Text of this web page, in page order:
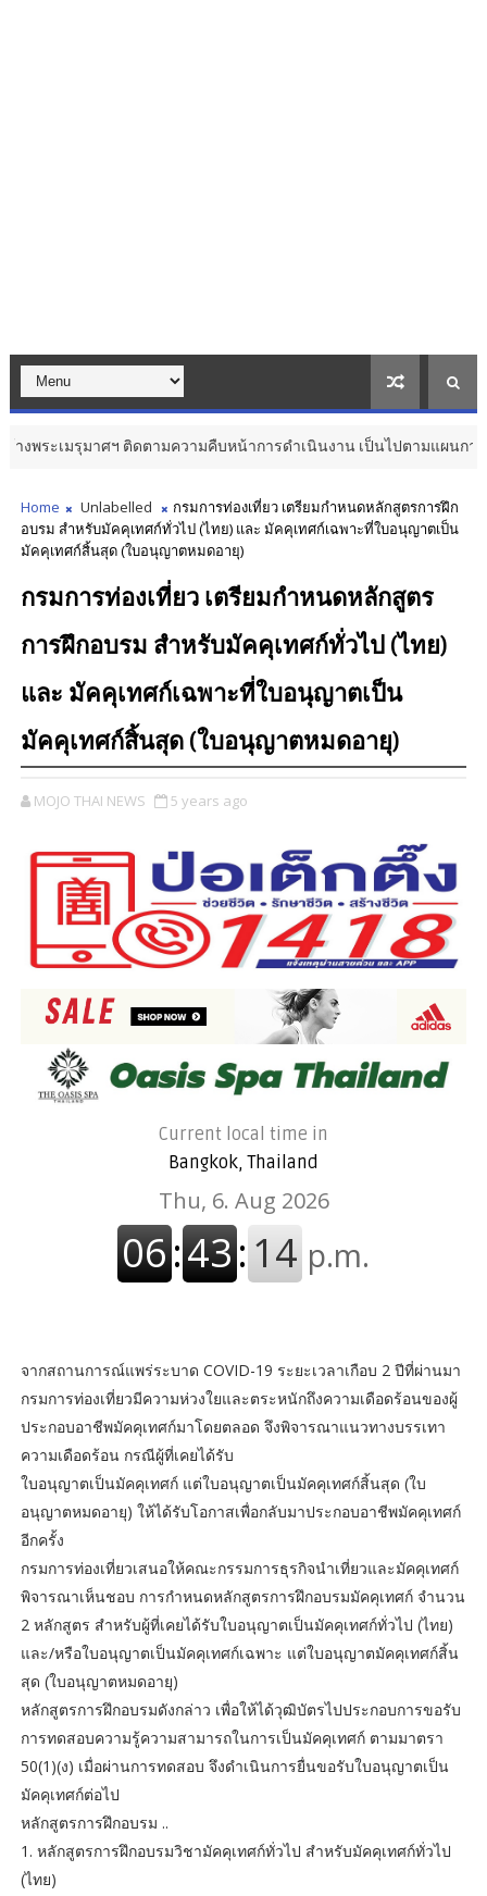
ศฯ ติดตามความคืบหน้าการดำเนินงาน เป็นไปตามแผนการดำเนินงานแ
Home Unlabelled
กรมการท่องเที่ยว เตรียมกำหนดหลักสูตรการฝึก
อบรม สำหรับมัคคุเทศก์ทั่วไป (ไทย) และ มัคคุเทศก์เฉพาะที่ใบอนุญาตเป็น
มัคคุเทศก์สิ้นสุด (ใบอนุญาตหมดอายุ)
กรมการท่องเที่ยว เตรียมกำหนดหลักสูตร
การฝึกอบรม สำหรับมัคคุเทศก์ทั่วไป (ไทย)
และ มัคคุเทศก์เฉพาะที่ใบอนุญาตเป็น
มัคคุเทศก์สิ้นสุด (ใบอนุญาตหมดอายุ)
MOJO THAI NEWS 5 years ago
Current local time in
Bangkok, Thailand
จากสถานการณ์แพร่ระบาด COVID-19 ระยะเวลาเกือบ 2 ปีที่ผ่านมา
กรมการท่องเที่ยวมีความห่วงใยและตระหนักถึงความเดือดร้อนของผู้
ประกอบอาชีพมัคคุเทศก์มาโดยตลอด จึงพิจารณาแนวทางบรรเทา
ความเดือดร้อน กรณีผู้ที่เคยได้รับ
ใบอนุญาตเป็นมัคคุเทศก์ แต่ใบอนุญาตเป็นมัคคุเทศก์สิ้นสุด (ใบ
อนุญาตหมดอายุ) ให้ได้รับโอกาสเพื่อกลับมาประกอบอาชีพมัคคุเทศก์
อีกครั้ง
กรมการท่องเที่ยวเสนอให้คณะกรรมการธุรกิจนำเที่ยวและมัคคุเทศก์
พิจารณาเห็นชอบ การกำหนดหลักสูตรการฝึกอบรมมัคคุเทศก์ จำนวน
2 หลักสูตร สำหรับผู้ที่เคยได้รับใบอนุญาตเป็นมัคคุเทศก์ทั่วไป (ไทย)
และ/หรือใบอนุญาตเป็นมัคคุเทศก์เฉพาะ แต่ใบอนุญาตมัคคุเทศก์สิ้น
สุด (ใบอนุญาตหมดอายุ)
หลักสูตรการฝึกอบรมดังกล่าว เพื่อให้ได้วุฒิบัตรไปประกอบการขอรับ
การทดสอบความรู้ความสามารถในการเป็นมัคคุเทศก์ ตามมาตรา
50(1)(ง) เมื่อผ่านการทดสอบ จึงดำเนินการยื่นขอรับใบอนุญาตเป็น
มัคคุเทศก์ต่อไป
หลักสูตรการฝึกอบรม ..
1. หลักสูตรการฝึกอบรมวิชามัคคุเทศก์ทั่วไป สำหรับมัคคุเทศก์ทั่วไป
(ไทย)